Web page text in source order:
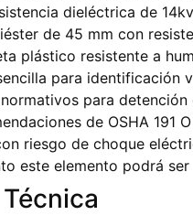
dieléctrica de
de 45 mm con
plástico resistente a
para identificación
para
de OSHA 191
riesgo de choque
este elemento podrá